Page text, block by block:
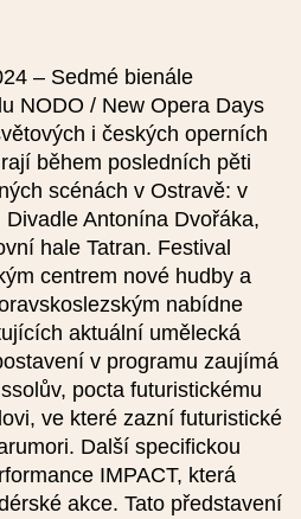
– Sedmé bienále
NODO / New Opera Days
i českých operních
během posledních pěti
scénách v Ostravě: v
Antonína Dvořáka,
hale Tatran. Festival
centrem nové hudby a
nabídne
aktuální umělecká
v programu zaujímá
pocta futuristickému
ve které zazní futuristické
Další specifickou
IMPACT, která
akce. Tato představení